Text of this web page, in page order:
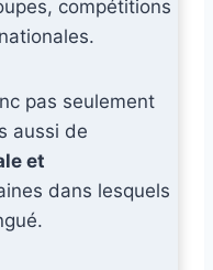
compétitions
pas seulement
aussi de
et
dans lesquels